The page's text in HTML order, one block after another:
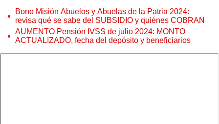
Bono Misión Abuelos y Abuelas de la Patria 2024:
revisa qué se sabe del SUBSIDIO y quiénes COBRAN
AUMENTO Pensión IVSS de julio 2024: MONTO
ACTUALIZADO, fecha del depósito y beneficiarios